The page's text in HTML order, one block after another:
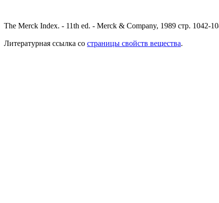
The Merck Index. - 11th ed. - Merck & Company, 1989 стр. 1042-
Литературная ссылка со страницы свойств вещества.